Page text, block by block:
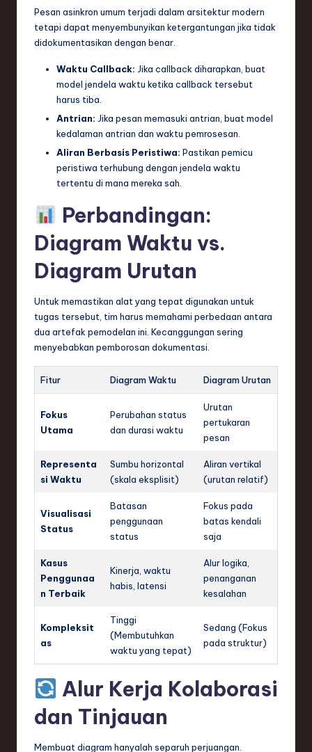
Pesan asinkron umum terjadi dalam arsitektur modern
tetapi dapat menyembunyikan ketergantungan jika tidak
didokumentasikan dengan benar.
Waktu Callback: Jika callback diharapkan, buat
model jendela waktu ketika callback tersebut
harus tiba.
Antrian: Jika pesan memasuki antrian, buat model
kedalaman antrian dan waktu pemrosesan.
Aliran Berbasis Peristiwa: Pastikan pemicu
peristiwa terhubung dengan jendela waktu
tertentu di mana mereka sah.
Perbandingan:
Diagram Waktu vs.
Diagram Urutan
Untuk memastikan alat yang tepat digunakan untuk
tugas tersebut, tim harus memahami perbedaan antara
dua artefak pemodelan ini. Kecanggungan sering
menyebabkan pemborosan dokumentasi.
Fitur Diagram Waktu Diagram Urutan
Fokus
Utama
Perubahan status
dan durasi waktu
Urutan
pertukaran
pesan
Representa
si Waktu
Sumbu horizontal
(skala eksplisit)
Aliran vertikal
(urutan relatif)
Visualisasi
Status
Batasan
penggunaan
status
Fokus pada
batas kendali
saja
Kasus
Penggunaa
n Terbaik
Kinerja, waktu
habis, latensi
Alur logika,
penanganan
kesalahan
Kompleksit
as
Tinggi
(Membutuhkan
waktu yang tepat)
Sedang (Fokus
pada struktur)
Alur Kerja Kolaborasi
dan Tinjauan
Membuat diagram hanyalah separuh perjuangan.